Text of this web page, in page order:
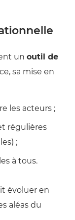
un outil de
sa mise en
les acteurs ;
régulières
;
à tous.
évoluer en
aléas du